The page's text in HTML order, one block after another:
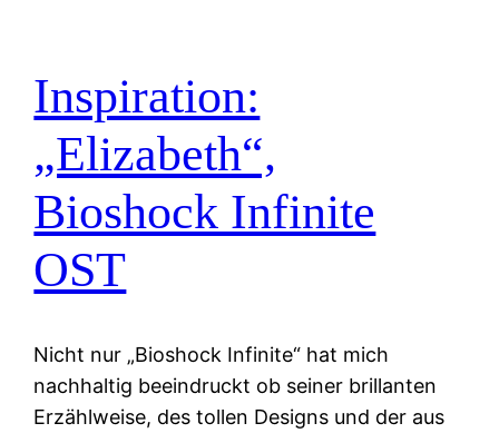
Inspiration:
„Elizabeth“,
Bioshock Infinite
OST
Nicht nur „Bioshock Infinite“ hat mich
nachhaltig beeindruckt ob seiner brillanten
Erzählweise, des tollen Designs und der aus